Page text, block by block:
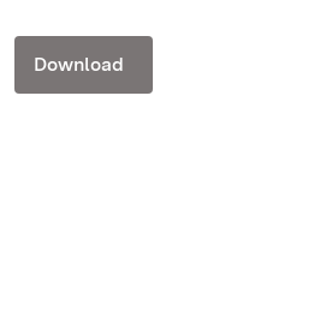
Download